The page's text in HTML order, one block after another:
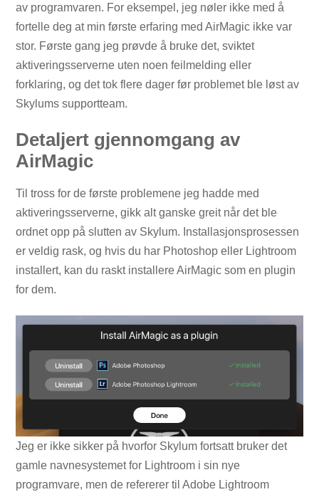
av programvaren. For eksempel, jeg nøler ikke med å
fortelle deg at min første erfaring med AirMagic ikke var
stor. Første gang jeg prøvde å bruke det, sviktet
aktiveringsserverne uten noen feilmelding eller
forklaring, og det tok flere dager før problemet ble løst av
Skylums supportteam.
Detaljert gjennomgang av
AirMagic
Til tross for de første problemene jeg hadde med
aktiveringsserverne, gikk alt ganske greit når det ble
ordnet opp på slutten av Skylum. Installasjonsprosessen
er veldig rask, og hvis du har Photoshop eller Lightroom
installert, kan du raskt installere AirMagic som en plugin
for dem.
Jeg er ikke sikker på hvorfor Skylum fortsatt bruker det
gamle navnesystemet for Lightroom i sin nye
programvare, men de refererer til Adobe Lightroom